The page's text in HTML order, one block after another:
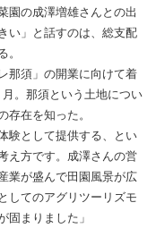
園の成澤増雄さんとの出
い」と話すのは、総支配
。
那須」の開業に向けて着
。那須という土地につい
存在を知った。
験として提供する、とい
え方です。成澤さんの営
業が盛んで田園風景が広
してのアグリツーリズモ
固まりました」